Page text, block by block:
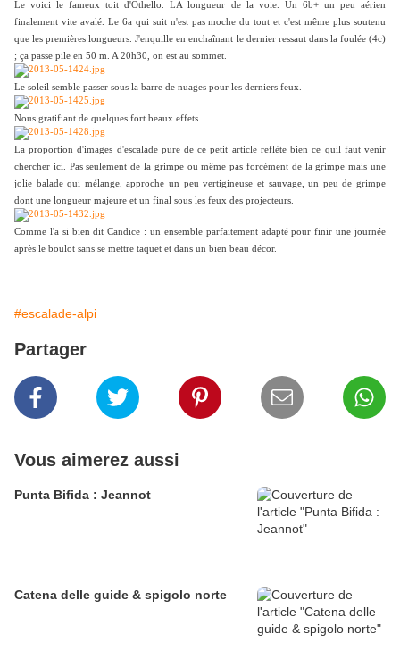
Le voici le fameux toit d'Othello. LA longueur de la voie. Un 6b+ un peu aérien
finalement vite avalé. Le 6a qui suit n'est pas moche du tout et c'est même plus soutenu
que les premières longueurs. J'enquille en enchaînant le dernier ressaut dans la foulée (4c)
; ça passe pile en 50 m. A 20h30, on est au sommet.
Le soleil semble passer sous la barre de nuages pour les derniers feux.
Nous gratifiant de quelques fort beaux effets.
La proportion d'images d'escalade pure de ce petit article reflète bien ce quil faut venir
chercher ici. Pas seulement de la grimpe ou même pas forcément de la grimpe mais une
jolie balade qui mélange, approche un peu vertigineuse et sauvage, un peu de grimpe
dont une longueur majeure et un final sous les feux des projecteurs.
Comme l'a si bien dit Candice : un ensemble parfaitement adapté pour finir une journée
après le boulot sans se mettre taquet et dans un bien beau décor.
#escalade-alpi
Partager
Vous aimerez aussi
Punta Bifida : Jeannot
Catena delle guide & spigolo norte